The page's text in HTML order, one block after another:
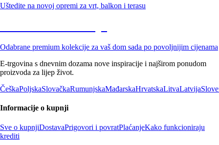
Uštedite na novoj opremi za vrt, balkon i terasu
Odabrane premium kolekcije za vaš dom sada po povoljnijim cijenama
E-trgovina s dnevnim dozama nove inspiracije i najširom ponudom
proizvoda za lijep život.
ČeškaPoljskaSlovačkaRumunjskaMađarskaHrvatskaLitvaLatvija
Informacije o kupnji
Sve o kupnjiDostavaPrigovori i povratPlaćanjeKako funkcioniraju
krediti